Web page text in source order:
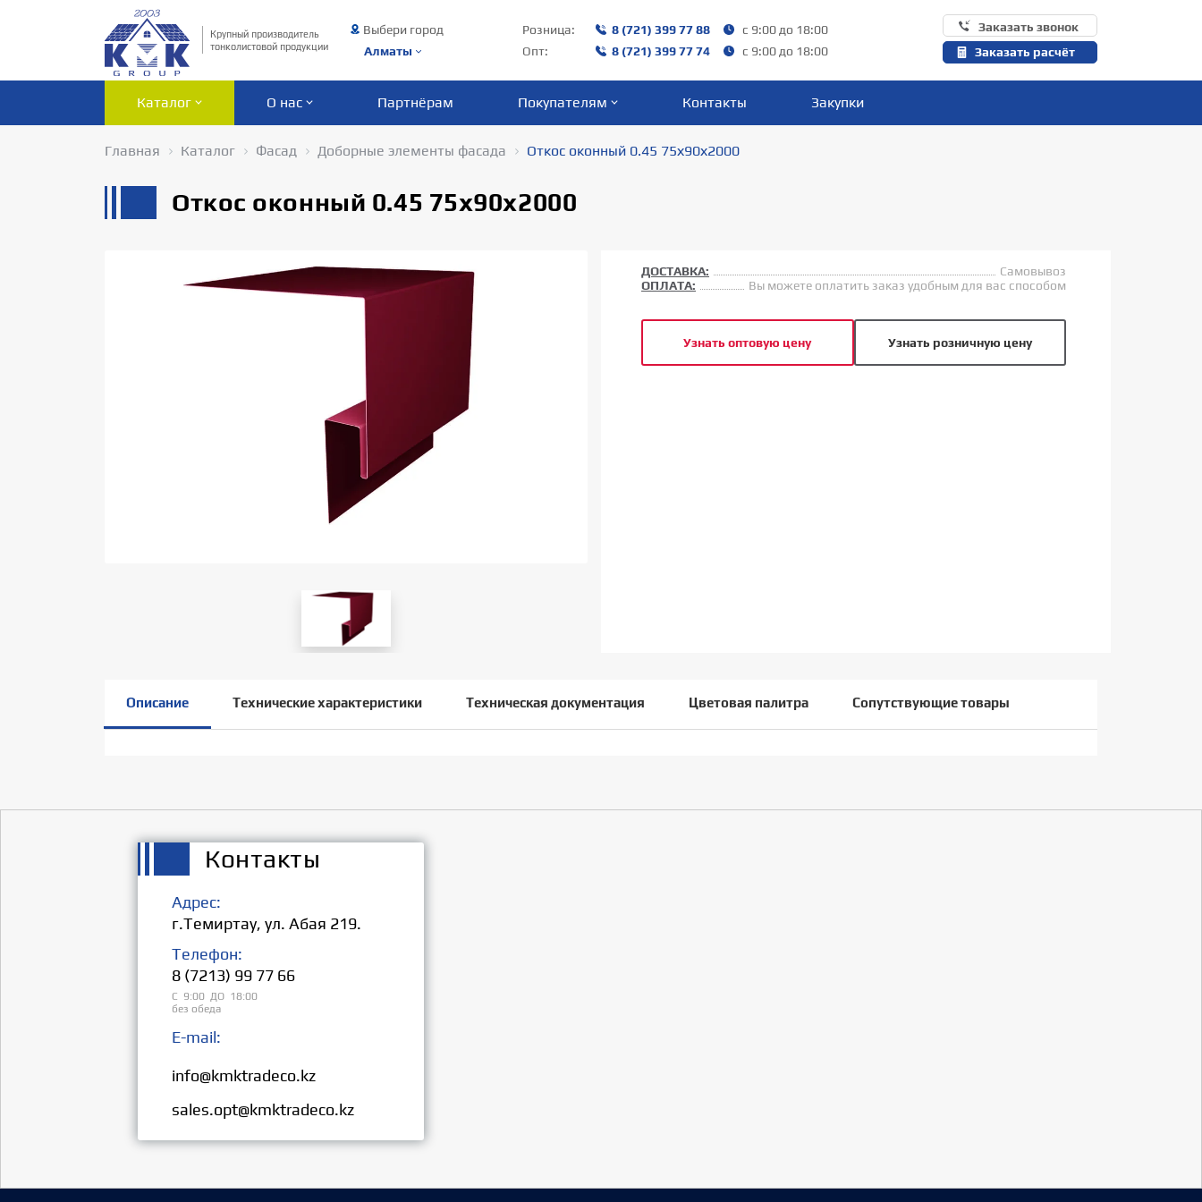
Крупный производитель
тонколистовой продукции
Выбери город
Алматы
Розница: 8 (721) 399 77 88
с 9:00 до 18:00
Опт:
8 (721) 399 77 74 с 9:00 до 18:00
Заказать звонок
Заказать расчёт
Каталог О нас Партнёрам Покупателям Контакты Закупки
Главная Каталог Фасад Доборные элементы фасада Откос оконный 0.45 75х90х2000
Откос оконный 0.45 75х90х2000
ДОСТАВКА:
Самовывоз
ОПЛАТА:
Вы можете оплатить заказ удобным для вас способом
Узнать оптовую цену Узнать розничную цену
Описание Технические характеристики Техническая документация Цветовая палитра Сопутствующие товары
Контакты
Адрес:
г.Темиртау, ул. Абая 219.
Телефон:
8 (7213) 99 77 66
С 9:00 ДО 18:00
без обеда
E-mail:
info@kmktradeco.kz
sales.opt@kmktradeco.kz